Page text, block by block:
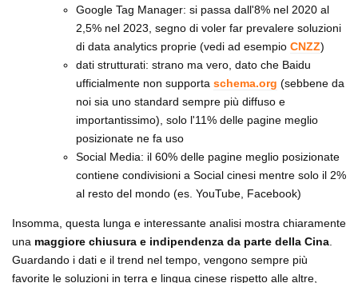
Google Tag Manager: si passa dall'8% nel 2020 al
2,5% nel 2023, segno di voler far prevalere soluzioni
di data analytics proprie (vedi ad esempio CNZZ)
dati strutturati: strano ma vero, dato che Baidu
ufficialmente non supporta schema.org (sebbene da
noi sia uno standard sempre più diffuso e
importantissimo), solo l'11% delle pagine meglio
posizionate ne fa uso
Social Media: il 60% delle pagine meglio posizionate
contiene condivisioni a Social cinesi mentre solo il 2%
al resto del mondo (es. YouTube, Facebook)
Insomma, questa lunga e interessante analisi mostra chiaramente
una maggiore chiusura e indipendenza da parte della Cina
Guardando i dati e il trend nel tempo, vengono sempre più
favorite le soluzioni in terra e lingua cinese rispetto alle altre,